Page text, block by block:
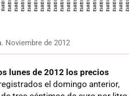
Noviembre de 2012
lunes de 2012 los precios
el domingo anterior,